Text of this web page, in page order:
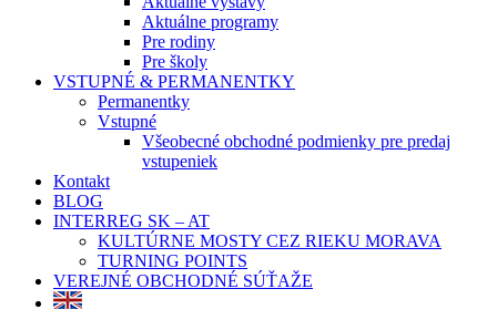
Aktuálne programy
Pre rodiny
Pre školy
VSTUPNÉ & PERMANENTKY
Permanentky
Vstupné
Všeobecné obchodné podmienky pre predaj
vstupeniek
Kontakt
BLOG
INTERREG SK – AT
KULTÚRNE MOSTY CEZ RIEKU MORAVA
TURNING POINTS
VEREJNÉ OBCHODNÉ SÚŤAŽE